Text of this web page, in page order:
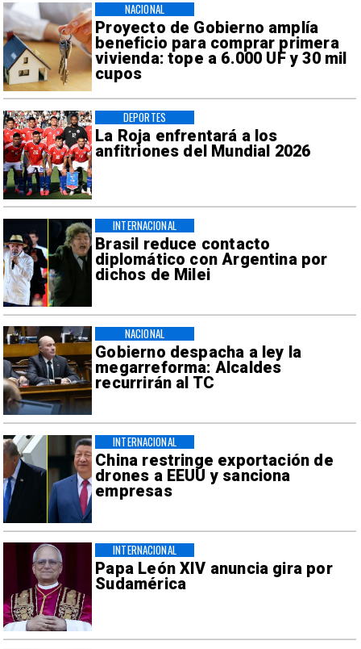
Proyecto de Gobierno amplía
beneficio para comprar primera
vivienda: tope a 6.000 UF y 30 mil
cupos
NACIONAL
La Roja enfrentará a los
anfitriones del Mundial 2026
DEPORTES
Brasil reduce contacto
diplomático con Argentina por
dichos de Milei
INTERNACIONAL
Gobierno despacha a ley la
megarreforma: Alcaldes
recurrirán al TC
NACIONAL
China restringe exportación de
drones a EEUU y sanciona
empresas
INTERNACIONAL
Papa León XIV anuncia gira por
Sudamérica
INTERNACIONAL